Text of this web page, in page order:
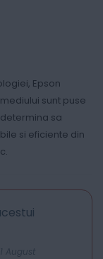
Epson
sunt puse
sa
si eficiente din
August